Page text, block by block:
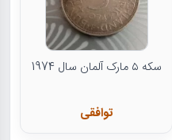
سکه ۵ مارک آلمان سال 1974
توافقی